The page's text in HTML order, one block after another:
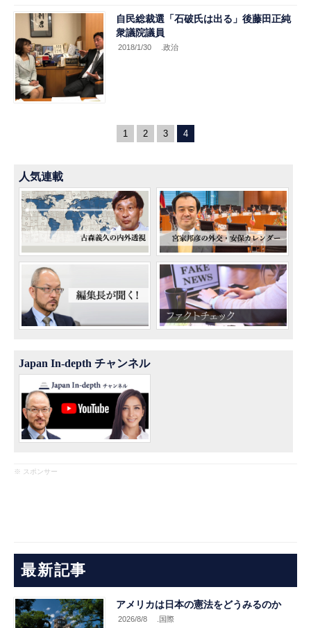
自民総裁選「石破氏は出る」後藤田正純
衆議院議員
2018/1/30 .政治
1 2 3 4
人気連載
Japan In-depth チャンネル
※ スポンサー
最新記事
アメリカは日本の憲法をどうみるのか
2026/8/8 .国際